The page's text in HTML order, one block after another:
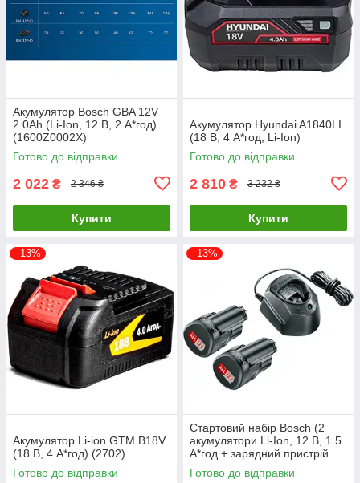
Акумулятор Bosch GBA 12V
2.0Ah (Li-Ion, 12 В, 2 А*год)
(1600Z0002X)
Готово до відправки
2 022 ₴ 2 346 ₴
Купити
Акумулятор Hyundai A1840LI
(18 В, 4 А*год, Li-Ion)
Готово до відправки
2 810 ₴ 3 232 ₴
Купити
–13%
Акумулятор Li-ion GTM B18V
(18 В, 4 А*год) (2702)
Готово до відправки
–13%
Стартовий набір Bosch (2
акумулятори Li-Ion, 12 В, 1.5
А*год + зарядний пристрій
GAL 1210 CV) (1600A01L3E)
Готово до відправки